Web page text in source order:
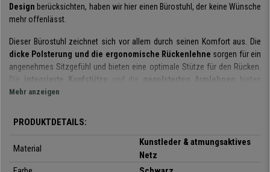
Design berücksichten, haben wir hier einen Bürostuhl, der keine Wünsche
mehr offenlässt.
Dieser Bürostuhl zeichnet sich vor allem durch seinen Komfort aus. Die
dicke Polsterung und die ergonomische Rückenlehne sorgen für ein
angenehmes Sitzgefühl und bieten eine optimale Stütze für den Rücken.
Die
integrierte Kopfstütze und die gepolsterten Armlehnen
bieten
zusätzlichen Halt bei langen Arbeitsstunden, sodass insgesamt eine
vermieden werden.
Als zusätzliches Plus verfügt er
über eine innovative Wippmechanik.Bei Bedarf kann die Wippfunktion
durch Betätigung des Hebels nach außen aktiviert werden. Führt man den
Mehr anzeigen
PRODUKTDETAILS:
Material
Kunstleder & atmungsaktives
Netz